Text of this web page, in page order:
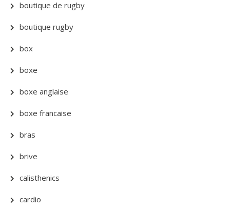
boutique de rugby
boutique rugby
box
boxe
boxe anglaise
boxe francaise
bras
brive
calisthenics
cardio